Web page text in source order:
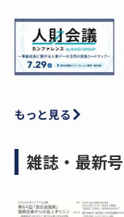
もっと見る
雑誌・最新号